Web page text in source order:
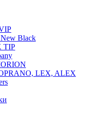
Black
TIP
LEX, ALEX